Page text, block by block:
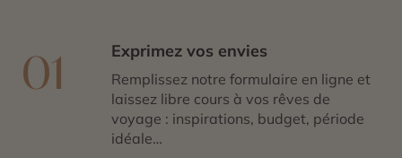
01 Exprimez vos envies
Remplissez notre formulaire en ligne et
laissez libre cours à vos rêves de
voyage : inspirations, budget, période
idéale…